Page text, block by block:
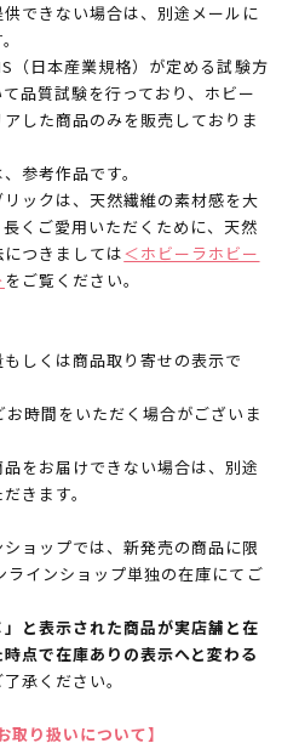
できない場合は、別途メールに
（日本産業規格）が定める試験方
品質試験を行っており、ホビー
した商品のみを販売しておりま
参考作品です。
ックは、天然繊維の素材感を大
くご愛用いただくために、天然
つきましては＜ホビーラホビー
をご覧ください。
しくは商品取り寄せの表示で
時間をいただく場合がございま
をお届けできない場合は、別途
きます。
ョップでは、新発売の商品に限
ラインショップ単独の在庫にてご
と表示された商品が実店舗と在
点で在庫ありの表示へと変わる
承ください。
取り扱いについて】